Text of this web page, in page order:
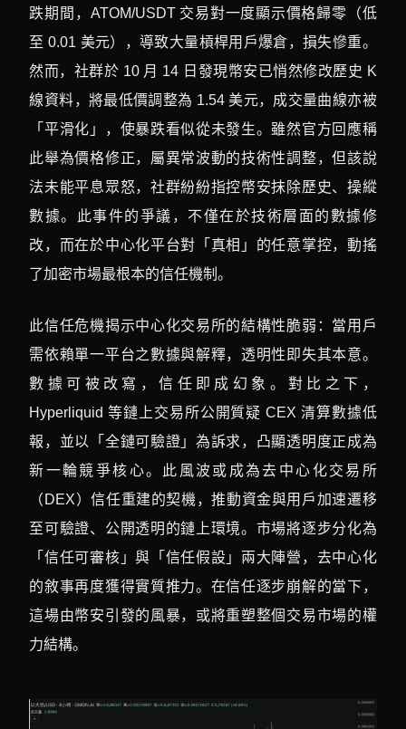
跌期間，ATOM/USDT 交易對一度顯示價格歸零（低
至 0.01 美元），導致大量槓桿用戶爆倉，損失慘重。
然而，社群於 10 月 14 日發現幣安已悄然修改歷史 K
線資料，將最低價調整為 1.54 美元，成交量曲線亦被
「平滑化」，使暴跌看似從未發生。雖然官方回應稱
此舉為價格修正，屬異常波動的技術性調整，但該說
法未能平息眾怒，社群紛紛指控幣安抹除歷史、操縱
數據。此事件的爭議，不僅在於技術層面的數據修
改，而在於中心化平台對「真相」的任意掌控，動搖
了加密市場最根本的信任機制。
此信任危機揭示中心化交易所的結構性脆弱：當用戶
需依賴單一平台之數據與解釋，透明性即失其本意。
數據可被改寫，信任即成幻象。對比之下，
Hyperliquid 等鏈上交易所公開質疑 CEX 清算數據低
報，並以「全鏈可驗證」為訴求，凸顯透明度正成為
新一輪競爭核心。此風波或成為去中心化交易所
（DEX）信任重建的契機，推動資金與用戶加速遷移
至可驗證、公開透明的鏈上環境。市場將逐步分化為
「信任可審核」與「信任假設」兩大陣營，去中心化
的敘事再度獲得實質推力。在信任逐步崩解的當下，
這場由幣安引發的風暴，或將重塑整個交易市場的權
力結構。